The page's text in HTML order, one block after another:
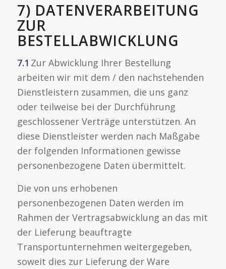
7) DATENVERARBEITUNG
ZUR
BESTELLABWICKLUNG
7.1 Zur Abwicklung Ihrer Bestellung
arbeiten wir mit dem / den nachstehenden
Dienstleistern zusammen, die uns ganz
oder teilweise bei der Durchführung
geschlossener Verträge unterstützen. An
diese Dienstleister werden nach Maßgabe
der folgenden Informationen gewisse
personenbezogene Daten übermittelt.
Die von uns erhobenen
personenbezogenen Daten werden im
Rahmen der Vertragsabwicklung an das mit
der Lieferung beauftragte
Transportunternehmen weitergegeben,
soweit dies zur Lieferung der Ware